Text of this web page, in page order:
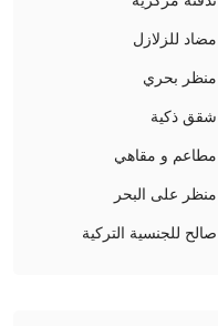
مضاد للزلازل
منظر بحري
شقق ذكية
مطاعم و مقاهي
منظر على البحر
صالح للجنسية التركية